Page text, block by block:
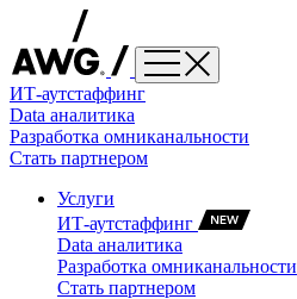
ИТ-аутстаффинг
Data аналитика
Разработка омниканальности
Стать партнером
Услуги
ИТ-аутстаффинг
Data аналитика
Разработка омниканальности
Стать партнером